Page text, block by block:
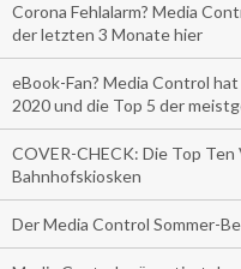
Corona Fehlalarm? Media
der letzten 3 Monate hier
eBook-Fan? Media Control
2020 und die Top 5 der
COVER-CHECK: Die Top
Bahnhofskiosken
Der Media Control Sommer-